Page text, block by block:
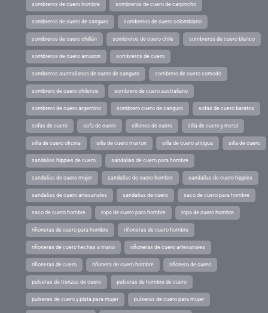
sombreros de cuero hombre sombreros de cuero de carpincho
sombreros de cuero de canguro sombreros de cuero colombiano
sombreros de cuero chillán sombreros de cuero chile sombreros de cuero blanco
sombreros de cuero amazon sombreros de cuero
sombreros australianos de cuero de canguro sombrero de cuero comodo
sombrero de cuero chilenos sombrero de cuero australiano
sombrero de cuero argentino sombrero cuero de canguro sofas de cuero baratos
sofas de cuero sofa de cuero sillones de cuero silla de cuero y metal
silla de cuero oficina silla de cuero marron silla de cuero antigua silla de cuero
sandalias hippies de cuero sandalias de cuero para hombre
sandalias de cuero mujer sandalias de cuero hombre sandalias de cuero hippies
sandalias de cuero artesanales sandalias de cuero saco de cuero para hombre
saco de cuero hombre ropa de cuero para hombre ropa de cuero hombre
riñoneras de cuero para hombre riñoneras de cuero hombre
riñoneras de cuero hechas a mano riñoneras de cuero artesanales
riñoneras de cuero riñonera de cuero hombre riñonera de cuero
pulseras de trenzas de cuero pulseras de hombre de cuero
pulseras de cuero y plata para mujer pulseras de cuero para mujer